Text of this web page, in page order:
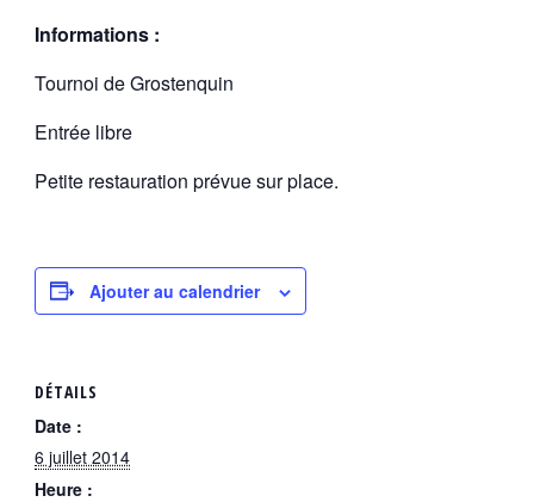
Informations :
Tournoi de Grostenquin
Entrée libre
Petite restauration prévue sur place.
Ajouter au calendrier
DÉTAILS
Date :
6 juillet 2014
Heure :